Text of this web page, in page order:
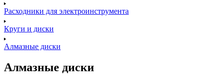
Расходники для электроинструмента
Круги и диски
Алмазные диски
Алмазные диски